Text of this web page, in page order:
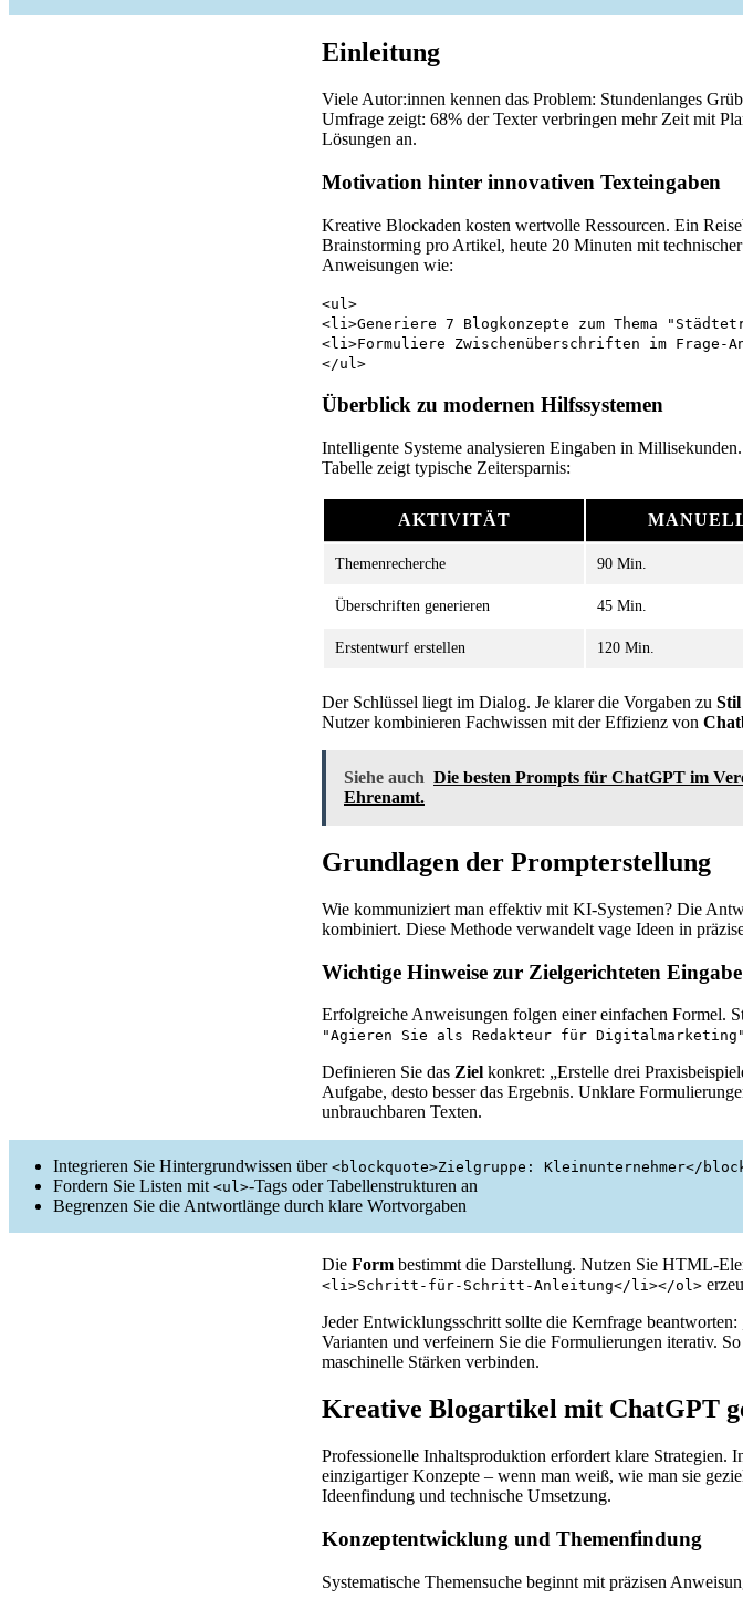
Einleitung
Viele Autor:innen kennen das Problem: Stundenlanges
Umfrage zeigt: 68% der Texter verbringen mehr Zeit mit
Lösungen an.
Motivation hinter innovativen Texteingaben
Kreative Blockaden kosten wertvolle Ressourcen. Ein
Brainstorming pro Artikel, heute 20 Minuten mit technischer
Anweisungen wie:
<ul>
<li>Generiere 7 Blogkonzepte zum Thema
<li>Formuliere Zwischenüberschriften im
</ul>
Überblick zu modernen Hilfssystemen
Intelligente Systeme analysieren Eingaben in
Tabelle zeigt typische Zeitersparnis:
AKTIVITÄT
Themenrecherche 90 Min.
Überschriften generieren 45 Min.
Erstentwurf erstellen 120 Min.
Der Schlüssel liegt im Dialog. Je klarer die Vorgaben zu Stil
Nutzer kombinieren Fachwissen mit der Effizienz von
Siehe auch Die besten Prompts für ChatGPT im
Ehrenamt.
Grundlagen der Prompterstellung
Wie kommuniziert man effektiv mit KI-Systemen? Die
kombiniert. Diese Methode verwandelt vage Ideen in
Wichtige Hinweise zur Zielgerichteten Eingabe
Erfolgreiche Anweisungen folgen einer einfachen Formel.
"Agieren Sie als Redakteur für Digitalmarketing"
Definieren Sie das Ziel konkret: „Erstelle drei
Aufgabe, desto besser das Ergebnis. Unklare
unbrauchbaren Texten.
Integrieren Sie Hintergrundwissen über <blockquote>Zielgruppe: Kleinunternehmer</
Fordern Sie Listen mit <ul>-Tags oder Tabellenstrukturen an
Begrenzen Sie die Antwortlänge durch klare Wortvorgaben
Die Form bestimmt die Darstellung. Nutzen Sie HTML-
<li>Schritt-für-Schritt-Anleitung</li></ol>
Jeder Entwicklungsschritt sollte die Kernfrage beantworten:
Varianten und verfeinern Sie die Formulierungen iterativ.
maschinelle Stärken verbinden.
Kreative Blogartikel mit ChatGPT
Professionelle Inhaltsproduktion erfordert klare Strategien.
einzigartiger Konzepte – wenn man weiß, wie man sie
Ideenfindung und technische Umsetzung.
Konzeptentwicklung und Themenfindung
Systematische Themensuche beginnt mit präzisen